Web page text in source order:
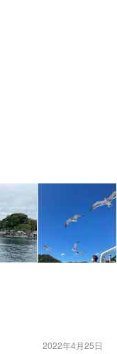
2022年4月25日